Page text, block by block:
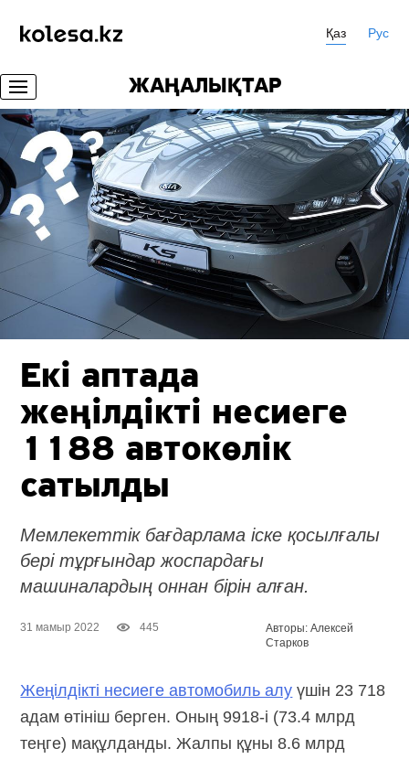
Қаз Рус
ЖАҢАЛЫҚТАР
Екі аптада
жеңілдікті несиеге
1188 автокөлік
сатылды
Мемлекеттік бағдарлама іске қосылғалы
бері тұрғындар жоспардағы
машиналардың оннан бірін алған.
31 мамыр 2022 445
Авторы: Алексей
Старков
Жеңілдікті несиеге автомобиль алу үшін 23 718
адам өтініш берген. Оның 9918-і (73.4 млрд
теңге) мақұлданды. Жалпы құны 8.6 млрд